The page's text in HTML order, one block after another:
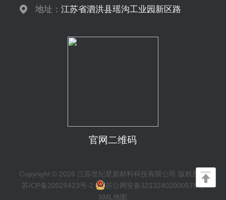
地址：江苏省泗洪县瑶沟工业园新区路
官网二维码
Copyright © 2026 江苏世纪星新材料科技有限公司 版权所有
苏ICP备20029423号-2
苏公网安备32132402000578号
XML地图